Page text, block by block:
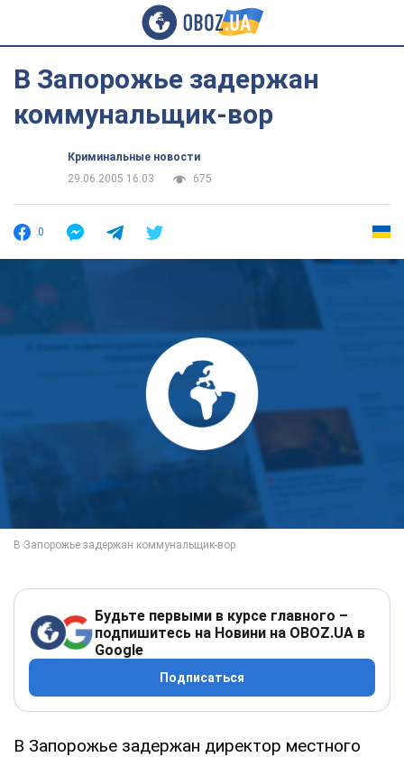
В Запорожье задержан
коммунальщик-вор
Криминальные новости
29.06.2005 16:03
675
0
Будьте первыми в курсе главного –
подпишитесь на Новини на OBOZ.UA в
Google
Подписаться
В Запорожье задержан директор местного